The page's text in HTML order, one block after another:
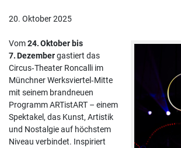
20. Oktober 2025
Vom24. Oktober bis
7. Dezembergastiert das
Circus‑Theater Roncalli im
Münchner Werksviertel‑Mitte
mit seinem brandneuen
Programm ARTistART – einem
Spektakel, das Kunst, Artistik
und Nostalgie auf höchstem
Niveau verbindet. Inspiriert